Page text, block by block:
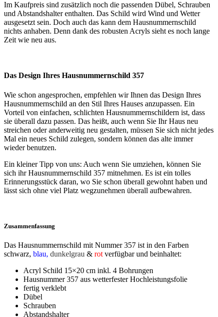
Im Kaufpreis sind zusätzlich noch die passenden Dübel, Schrauben
und Abstandshalter enthalten. Das Schild wird Wind und Wetter
ausgesetzt sein. Doch auch das kann dem Hausnummernschild
nichts anhaben. Denn dank des robusten Acryls sieht es noch lange
Zeit wie neu aus.
Das Design Ihres Hausnummernschild 357
Wie schon angesprochen, empfehlen wir Ihnen das Design Ihres
Hausnummernschild an den Stil Ihres Hauses anzupassen. Ein
Vorteil von einfachen, schlichten Hausnummernschildern ist, dass
sie überall dazu passen. Das heißt, auch wenn Sie Ihr Haus neu
streichen oder anderweitig neu gestalten, müssen Sie sich nicht jedes
Mal ein neues Schild zulegen, sondern können das alte immer
wieder benutzen.
Ein kleiner Tipp von uns: Auch wenn Sie umziehen, können Sie
sich ihr Hausnummernschild 357 mitnehmen. Es ist ein tolles
Erinnerungsstück daran, wo Sie schon überall gewohnt haben und
lässt sich ohne viel Platz wegzunehmen überall aufbewahren.
Zusammenfassung
Das Hausnummernschild mit Nummer 357 ist in den Farben
schwarz, blau, dunkelgrau & rot verfügbar und beinhaltet:
Acryl Schild 15×20 cm inkl. 4 Bohrungen
Hausnummer 357 aus wetterfester Hochleistungsfolie
fertig verklebt
Dübel
Schrauben
Abstandshalter